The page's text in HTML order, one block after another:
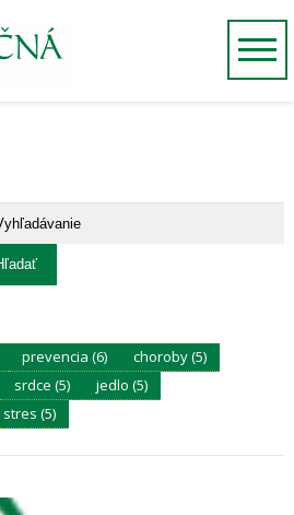
prevencia (6)
choroby (5)
srdce (5)
jedlo (5)
stres (5)